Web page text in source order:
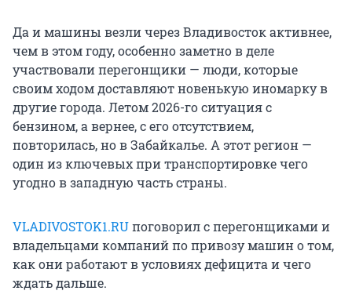
Да и машины везли через Владивосток активнее,
чем в этом году, особенно заметно в деле
участвовали перегонщики — люди, которые
своим ходом доставляют новенькую иномарку в
другие города. Летом 2026-го ситуация с
бензином, а вернее, с его отсутствием,
повторилась, но в Забайкалье. А этот регион —
один из ключевых при транспортировке чего
угодно в западную часть страны.
VLADIVOSTOK1.RUпоговорил с перегонщиками и
владельцами компаний по привозу машин о том,
как они работают в условиях дефицита и чего
ждать дальше.